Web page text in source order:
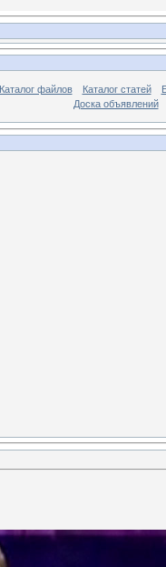
Каталог файлов Каталог статей
Доска объявлений